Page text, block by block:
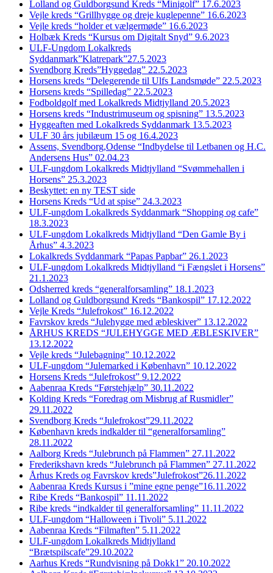
Lolland og Guldborgsund Kreds “Minigolf” 17.6.2023
Vejle kreds “Grillhygge og dreje kuglepenne” 16.6.2023
Vejle kreds “holder et vælgermøde” 16.6.2023
Holbæk Kreds “Kursus om Digitalt Snyd” 9.6.2023
ULF-Ungdom Lokalkreds
Syddanmark”Klatrepark”27.5.2023
Svendborg Kreds”Hyggedag” 22.5.2023
Horsens kreds “Delegerende til Ulfs Landsmøde” 22.5.2023
Horsens kreds “Spilledag” 22.5.2023
Fodboldgolf med Lokalkreds Midtjylland 20.5.2023
Horsens kreds “Industrimuseum og spisning” 13.5.2023
Hyggeaften med Lokalkreds Syddanmark 13.5.2023
ULF 30 års jubilæum 15 og 16.4.2023
Assens, Svendborg,Odense “Indbydelse til Letbanen og H.C.
Andersens Hus” 02.04.23
ULF-ungdom Lokalkreds Midtjylland “Svømmehallen i
Horsens” 25.3.2023
Beskyttet: en ny TEST side
Horsens Kreds “Ud at spise” 24.3.2023
ULF-ungdom Lokalkreds Syddanmark “Shopping og cafe”
18.3.2023
ULF-ungdom Lokalkreds Midtjylland “Den Gamle By i
Århus” 4.3.2023
Lokalkreds Syddanmark “Papas Papbar” 26.1.2023
ULF-ungdom Lokalkreds Midtjylland “i Fængslet i Horsens”
21.1.2023
Odsherred kreds “generalforsamling” 18.1.2023
Lolland og Guldborgsund Kreds “Bankospil” 17.12.2022
Vejle Kreds “Julefrokost” 16.12.2022
Favrskov kreds “Julehygge med æbleskiver” 13.12.2022
ÅRHUS KREDS “JULEHYGGE MED ÆBLESKIVER”
13.12.2022
Vejle kreds “Julebagning” 10.12.2022
ULF-ungdom “Julemarked i København” 10.12.2022
Horsens Kreds “Julefrokost” 9.12.2022
Aabenraa Kreds “Førstehjælp” 30.11.2022
Kolding Kreds “Foredrag om Misbrug af Rusmidler”
29.11.2022
Svendborg Kreds “Julefrokost”29.11.2022
København kreds indkalder til “generalforsamling”
28.11.2022
Aalborg Kreds “Julebrunch på Flammen” 27.11.2022
Frederikshavn kreds “Julebrunch på Flammen” 27.11.2022
Århus Kreds og Favrskov kreds”Julefrokost”26.11.2022
Aabenraa Kreds Kursus i ”mine egne penge”16.11.2022
Ribe Kreds “Bankospil” 11.11.2022
Ribe kreds “indkalder til generalforsamling” 11.11.2022
ULF-ungdom “Halloween i Tivoli” 5.11.2022
Aabenraa Kreds “Filmaften” 5.11.2022
ULF-ungdom Lokalkreds Midtjylland
“Brætspilscafe”29.10.2022
Aarhus Kreds “Rundvisning på Dokk1” 20.10.2022